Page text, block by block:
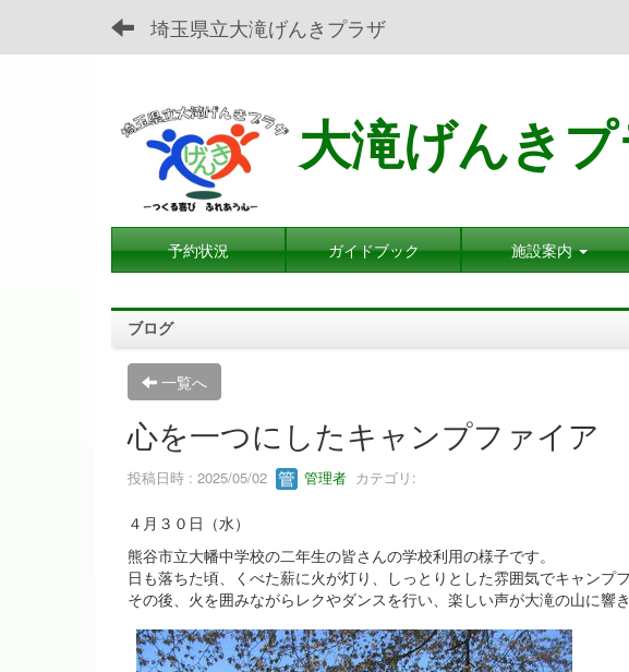
埼玉県立大滝げんきプラザ
大滝げんき
予約状況 ガイドブック 施設案内
ブログ
一覧へ
心を一つにしたキャンプファイア
投稿日時 : 2025/05/02 管理者 カテゴリ:
４月３０日（水）
熊谷市立大幡中学校の二年生の皆さんの学校利用の様子です。
日も落ちた頃、くべた薪に火が灯り、しっとりとした雰囲気でキャンプ
その後、火を囲みながらレクやダンスを行い、楽しい声が大滝の山に響